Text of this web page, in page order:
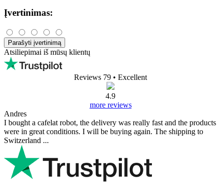
Įvertinimas:
Parašyti įvertinimą
Atsiliepimai iš mūsų klientų
Reviews 79 • Excellent
4.9
more reviews
Andres
I bought a cafelat robot, the delivery was really fast and the products
were in great conditions. I will be buying again. The shipping to
Switzerland ...